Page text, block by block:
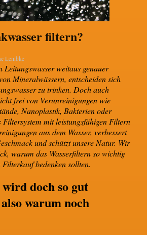
filtern?
Lembke
Leitungswasser weitaus genauer
Mineralwässern, entscheiden sich
zu trinken. Doch auch
frei von Verunreinigungen wie
Nanoplastik, Bakterien oder
Filtersystem mit leistungsfähigen Filtern
aus dem Wasser, verbessert
und schützt unsere Natur. Wir
warum das Wasserfiltern so wichtig
bedenken sollten.
doch so gut
warum noch